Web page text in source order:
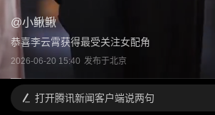
@小鳅鳅
恭喜李云霄获得最受关注女配角
2026-06-20 15:40 发布于北京
打开腾讯新闻客户端说两句